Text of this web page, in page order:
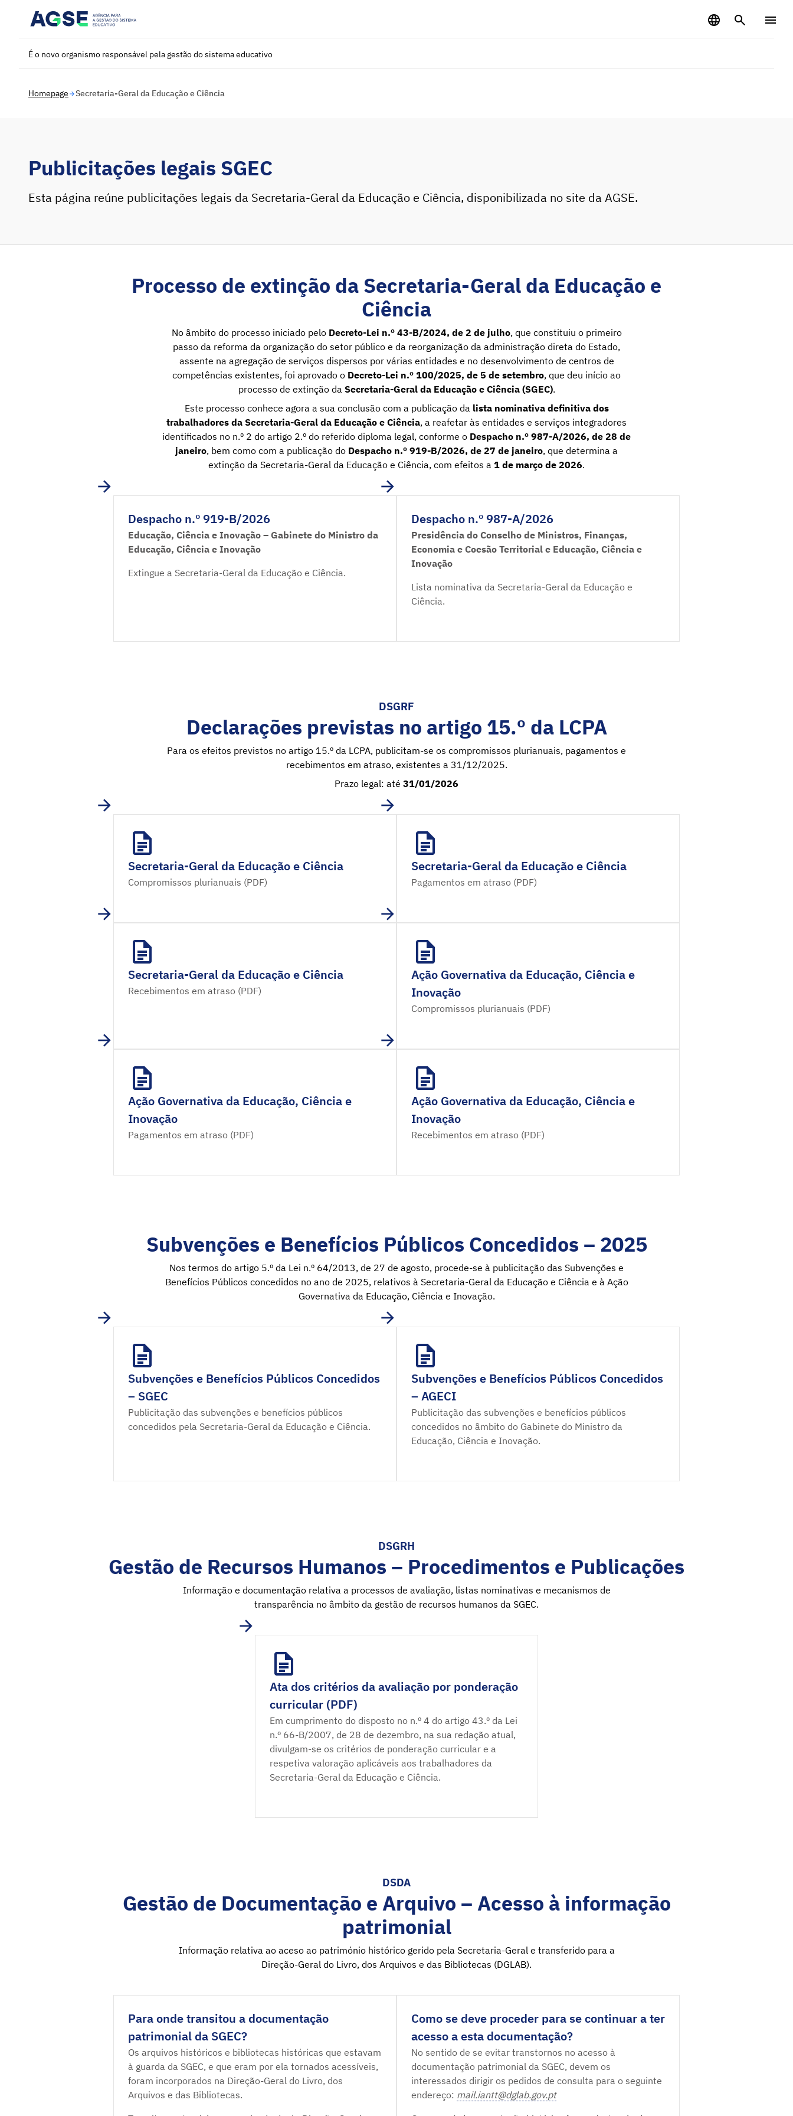
É o novo organismo responsável pela gestão do sistema educativo
Homepage Secretaria-Geral da Educação e Ciência
Publicitações legais SGEC
Esta página reúne publicitações legais da Secretaria-Geral da Educação e Ciência, disponibilizada no site da AGSE.
Processo de extinção da Secretaria-Geral da Educação e
Ciência
No âmbito do processo iniciado pelo Decreto-Lei n.º 43-B/2024, de 2 de julho, que constituiu o primeiro
passo da reforma da organização do setor público e da reorganização da administração direta do Estado,
assente na agregação de serviços dispersos por várias entidades e no desenvolvimento de centros de
competências existentes, foi aprovado o Decreto-Lei n.º 100/2025, de 5 de setembro, que deu início ao
processo de extinção da Secretaria-Geral da Educação e Ciência (SGEC).
Este processo conhece agora a sua conclusão com a publicação da lista nominativa definitiva dos
trabalhadores da Secretaria-Geral da Educação e Ciência, a reafetar às entidades e serviços integradores
identificados no n.º 2 do artigo 2.º do referido diploma legal, conforme o Despacho n.º 987-A/2026, de 28 de
janeiro, bem como com a publicação do Despacho n.º 919-B/2026, de 27 de janeiro, que determina a
extinção da Secretaria-Geral da Educação e Ciência, com efeitos a 1 de março de 2026.
Despacho n.º 919-B/2026
Educação, Ciência e Inovação – Gabinete do Ministro da
Educação, Ciência e Inovação
Extingue a Secretaria-Geral da Educação e Ciência.
Despacho n.º 987-A/2026
Presidência do Conselho de Ministros, Finanças,
Economia e Coesão Territorial e Educação, Ciência e
Inovação
Lista nominativa da Secretaria-Geral da Educação e
Ciência.
DSGRF
Declarações previstas no artigo 15.º da LCPA
Para os efeitos previstos no artigo 15.º da LCPA, publicitam-se os compromissos plurianuais, pagamentos e
recebimentos em atraso, existentes a 31/12/2025.
Prazo legal: até 31/01/2026
Secretaria-Geral da Educação e Ciência
Compromissos plurianuais (PDF)
Secretaria-Geral da Educação e Ciência
Pagamentos em atraso (PDF)
Secretaria-Geral da Educação e Ciência
Recebimentos em atraso (PDF)
Ação Governativa da Educação, Ciência e
Inovação
Compromissos plurianuais (PDF)
Ação Governativa da Educação, Ciência e
Inovação
Pagamentos em atraso (PDF)
Ação Governativa da Educação, Ciência e
Inovação
Recebimentos em atraso (PDF)
Subvenções e Benefícios Públicos Concedidos – 2025
Nos termos do artigo 5.º da Lei n.º 64/2013, de 27 de agosto, procede-se à publicitação das Subvenções e
Benefícios Públicos concedidos no ano de 2025, relativos à Secretaria-Geral da Educação e Ciência e à Ação
Governativa da Educação, Ciência e Inovação.
Subvenções e Benefícios Públicos Concedidos
– SGEC
Publicitação das subvenções e benefícios públicos
concedidos pela Secretaria-Geral da Educação e Ciência.
Subvenções e Benefícios Públicos Concedidos
– AGECI
Publicitação das subvenções e benefícios públicos
concedidos no âmbito do Gabinete do Ministro da
Educação, Ciência e Inovação.
DSGRH
Gestão de Recursos Humanos – Procedimentos e Publicações
Informação e documentação relativa a processos de avaliação, listas nominativas e mecanismos de
transparência no âmbito da gestão de recursos humanos da SGEC.
Ata dos critérios da avaliação por ponderação
curricular (PDF)
Em cumprimento do disposto no n.º 4 do artigo 43.º da Lei
n.º 66-B/2007, de 28 de dezembro, na sua redação atual,
divulgam-se os critérios de ponderação curricular e a
respetiva valoração aplicáveis aos trabalhadores da
Secretaria-Geral da Educação e Ciência.
DSDA
Gestão de Documentação e Arquivo – Acesso à informação
patrimonial
Informação relativa ao aceso ao património histórico gerido pela Secretaria-Geral e transferido para a
Direção-Geral do Livro, dos Arquivos e das Bibliotecas (DGLAB).
Para onde transitou a documentação
patrimonial da SGEC?
Os arquivos históricos e bibliotecas históricas que estavam
à guarda da SGEC, e que eram por ela tornados acessíveis,
foram incorporados na Direção-Geral do Livro, dos
Arquivos e das Bibliotecas.
Como se deve proceder para se continuar a ter
acesso a esta documentação?
No sentido de se evitar transtornos no acesso à
documentação patrimonial da SGEC, devem os
interessados dirigir os pedidos de consulta para o seguinte
endereço: mail.iantt@dglab.gov.pt